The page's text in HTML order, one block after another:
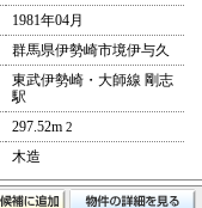
1981年04月
群馬県伊勢崎市境伊与久
東武伊勢崎・大師線 剛志
駅
297.52m 2
木造